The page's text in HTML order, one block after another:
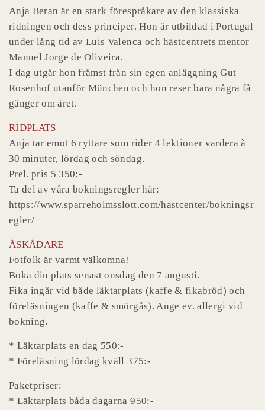
Anja Beran är en stark förespråkare av den klassiska
ridningen och dess principer. Hon är utbildad i Portugal
under lång tid av Luis Valenca och hästcentrets mentor
Manuel Jorge de Oliveira.
I dag utgår hon främst från sin egen anläggning Gut
Rosenhof utanför München och hon reser bara några få
gånger om året.
RIDPLATS
Anja tar emot 6 ryttare som rider 4 lektioner vardera à
30 minuter, lördag och söndag.
Prel. pris 5 350:-
Ta del av våra bokningsregler här:
https://www.sparreholmsslott.com/hastcenter/bokningsr
egler/
ÅSKÅDARE
Fotfolk är varmt välkomna!
Boka din plats senast onsdag den 7 augusti.
Fika ingår vid både läktarplats (kaffe & fikabröd) och
föreläsningen (kaffe & smörgås). Ange ev. allergi vid
bokning.
* Läktarplats en dag 550:-
* Föreläsning lördag kväll 375:-
Paketpriser:
* Läktarplats båda dagarna 950:-